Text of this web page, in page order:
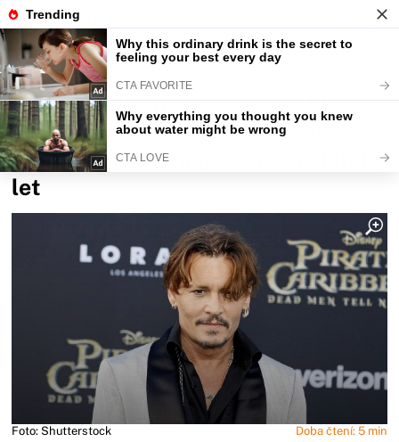
Fajntip.cz Redakce
Kdo nebude dnes večer sedět u
televize, prošvihne velkou šanci.
Tak úžasný film nepoběží dalších 10
let
Foto: Shutterstock Doba čtení: 5 min